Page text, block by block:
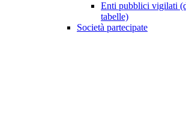
Enti pubblici vigilati
tabelle)
Società partecipate